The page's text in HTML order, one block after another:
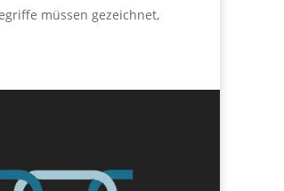
müssen gezeichnet,